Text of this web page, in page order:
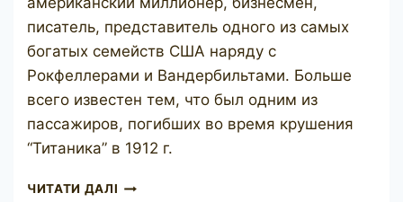
писатель, представитель одного из самых
богатых семейств США наряду с
Рокфеллерами и Вандербильтами. Больше
всего известен тем, что был одним из
пассажиров, погибших во время крушения
“Титаника” в 1912 г.
ЧИТАТИ ДАЛІ COMOY’S